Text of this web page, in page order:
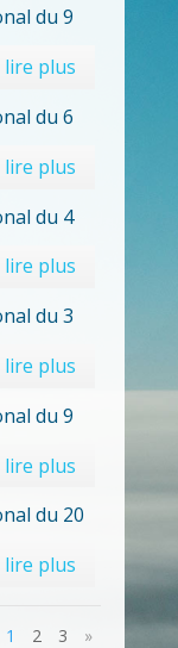
du 9
lire plus
du 6
lire plus
du 4
lire plus
du 3
lire plus
du 9
lire plus
du 20
lire plus
1 2 3 »